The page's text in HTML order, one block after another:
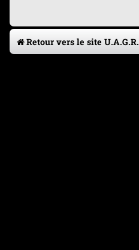
Retour vers le site U.A.G.R.